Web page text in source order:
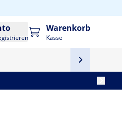
Warenkorb
Kasse